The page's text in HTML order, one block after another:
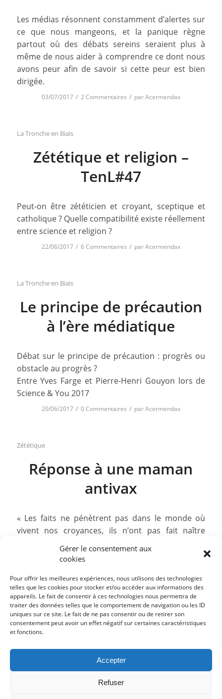
Gérer le consentement aux
cookies
Pour offrir les meilleures expériences, nous utilisons des technologies
telles que les cookies pour stocker et/ou accéder aux informations des
appareils. Le fait de consentir à ces technologies nous permettra de
traiter des données telles que le comportement de navigation ou les ID
uniques sur ce site. Le fait de ne pas consentir ou de retirer son
consentement peut avoir un effet négatif sur certaines caractéristiques
et fonctions.
Accepter
Refuser
Les médias résonnent constamment d’alertes sur
ce que nous mangeons, et la panique règne
partout où des débats sereins seraient plus à
même de nous aider à comprendre ce dont nous
avons peur afin de savoir si cette peur est bien
dirigée.
03/07/2017 / 2 Commentaires / parAcermendax
La Tronche en Biais
Zététique et religion –
TenL#47
Peut-on être zététicien et croyant, sceptique et
catholique ? Quelle compatibilité existe réellement
entre science et religion ?
22/06/2017 / 6 Commentaires / parAcermendax
La Tronche en Biais
Le principe de précaution
à l’ère médiatique
Débat sur le principe de précaution : progrès ou
obstacle au progrès ?
Entre Yves Farge et Pierre-Henri Gouyon lors de
Science & You 2017
20/06/2017 / 0 Commentaires / parAcermendax
Zététique
Réponse à une maman
antivax
« Les faits ne pénètrent pas dans le monde où
vivent nos croyances, ils n’ont pas fait naître
celles-ci, ils ne les détruisent pas ; ils peuvent leur
infliger les plus constants démentis sans les
maladies se succédant sans interruption dans
une famille, ne la fera pas […]
11/06/2017 / 160 Commentaires / parAcermendax
Page 48 sur 64
« ‹ 46 47 48